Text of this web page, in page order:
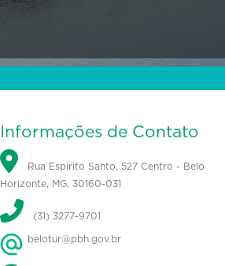
Informações de Contato
Rua Espírito Santo, 527 Centro - Belo
Horizonte, MG, 30160-031
(31) 3277-9701
belotur@pbh.gov.br